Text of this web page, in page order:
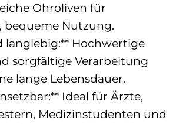
Ohroliven für
bequeme Nutzung.
langlebig:** Hochwertige
sorgfältige Verarbeitung
lange Lebensdauer.
Ideal für Ärzte,
Medizinstudenten und